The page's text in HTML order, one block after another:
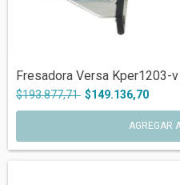
Fresadora Versa Kper1203-
$193.877,71 $149.136,70